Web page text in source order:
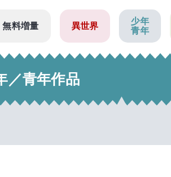
無料増量 異世界
少年
青年
／青年作品